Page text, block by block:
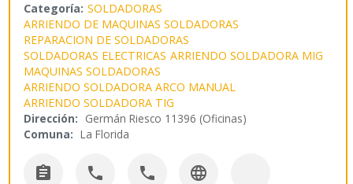
Categoría: SOLDADORAS
ARRIENDO DE MAQUINAS SOLDADORAS
REPARACION DE SOLDADORAS
SOLDADORAS ELECTRICAS ARRIENDO SOLDADORA MIG
MAQUINAS SOLDADORAS
ARRIENDO SOLDADORA ARCO MANUAL
ARRIENDO SOLDADORA TIG
Dirección: Germán Riesco 11396 (Oficinas)
Comuna: La Florida
   